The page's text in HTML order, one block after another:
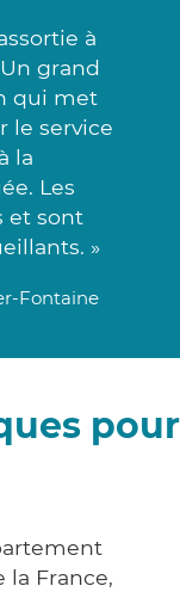
à
grand
qui met
le service
la
Les
et sont
»
Fontaine
pour
la France,